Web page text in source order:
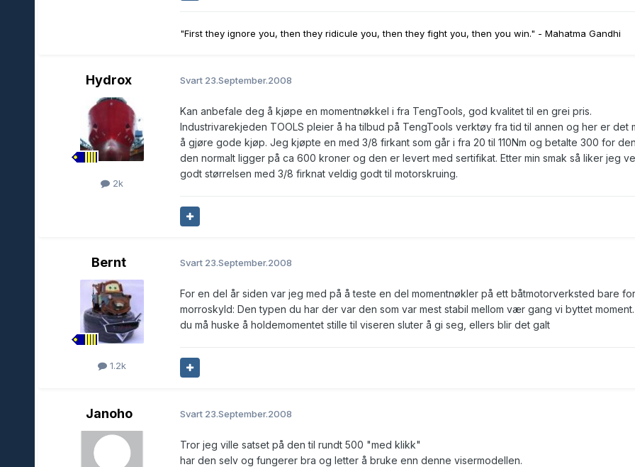
"First they ignore you, then they ridicule you, then they fight you, then you win." - Mahatma Gandhi
Hydrox
2k
Svart 23.September.2008
Kan anbefale deg å kjøpe en momentnøkkel i fra TengTools, god kvalitet til en grei pris.
Industrivarekjeden TOOLS pleier å ha tilbud på TengTools verktøy fra tid til annen og her er det
å gjøre gode kjøp. Jeg kjøpte en med 3/8 firkant som går i fra 20 til 110Nm og betalte 300 for
den normalt ligger på ca 600 kroner og den er levert med sertifikat. Etter min smak så liker jeg
godt størrelsen med 3/8 firknat veldig godt til motorskruing.
Bernt
1.2k
Svart 23.September.2008
For en del år siden var jeg med på å teste en del momentnøkler på ett båtmotorverksted bare for
morroskyld: Den typen du har der var den som var mest stabil mellom vær gang vi byttet
du må huske å holdemomentet stille til viseren sluter å gi seg, ellers blir det galt
Janoho Svart 23.September.2008
Tror jeg ville satset på den til rundt 500 "med klikk"
har den selv og fungerer bra og letter å bruke enn denne visermodellen.